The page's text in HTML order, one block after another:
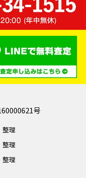
号
整理
整理
整理